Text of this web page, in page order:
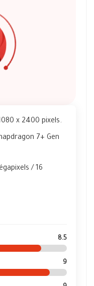
x 2400 pixels.
7+ Gen
/ 16
8.5
9